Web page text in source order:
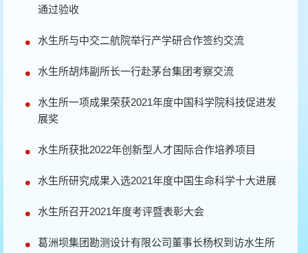
通过验收
水生所与中交二航院举行产学研合作签约交流
水生所胡炜副所长一行赴茅台集团考察交流
水生所一项成果荣获2021年度中国科学院科技促进发
展奖
水生所获批2022年创新型人才国际合作培养项目
水生所研究成果入选2021年度中国生命科学十大进展
水生所召开2021年度考评暨表彰大会
葛洲坝集团勘测设计有限公司董事长杨权到访水生所